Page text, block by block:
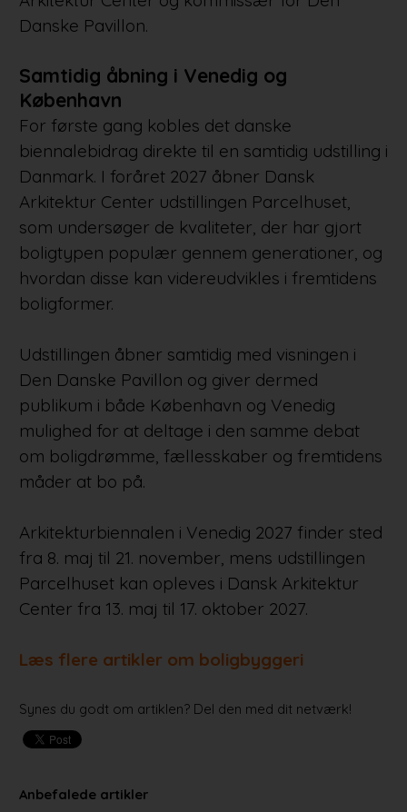
Danske Pavillon.
Samtidig åbning i Venedig og
København
For første gang kobles det danske
biennalebidrag direkte til en samtidig udstilling i
Danmark. I foråret 2027 åbner Dansk
Arkitektur Center udstillingen Parcelhuset,
som undersøger de kvaliteter, der har gjort
boligtypen populær gennem generationer, og
hvordan disse kan videreudvikles i fremtidens
boligformer.
Udstillingen åbner samtidig med visningen i
Den Danske Pavillon og giver dermed
publikum i både København og Venedig
mulighed for at deltage i den samme debat
om boligdrømme, fællesskaber og fremtidens
måder at bo på.
Arkitekturbiennalen i Venedig 2027 finder sted
fra 8. maj til 21. november, mens udstillingen
Parcelhuset kan opleves i Dansk Arkitektur
Center fra 13. maj til 17. oktober 2027.
Læs flere artikler om boligbyggeri
Synes du godt om artiklen? Del den med dit netværk!
Anbefalede artikler